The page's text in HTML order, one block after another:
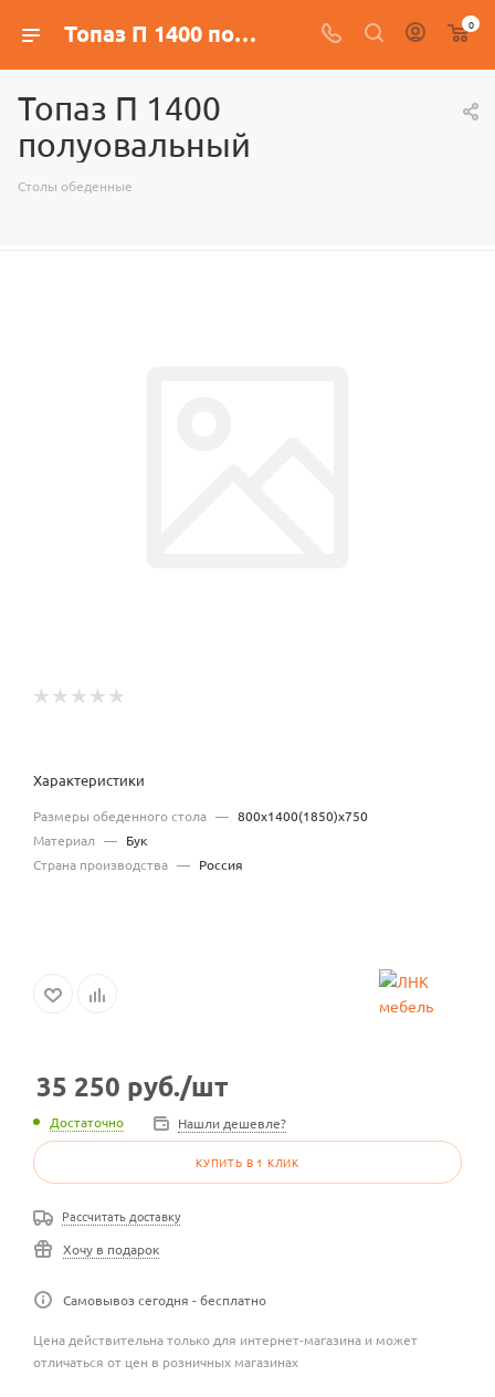
Топаз П 1400 полуовальный 0
Топаз П 1400
полуовальный
Столы обеденные
Характеристики
Размеры обеденного стола — 800х1400(1850)х750
Материал — Бук
Страна производства — Россия
35 250 руб./шт
Достаточно Нашли дешевле?
КУПИТЬ В 1 КЛИК
Рассчитать доставку
Хочу в подарок
Самовывоз сегодня - бесплатно
Цена действительна только для интернет-магазина и может
отличаться от цен в розничных магазинах